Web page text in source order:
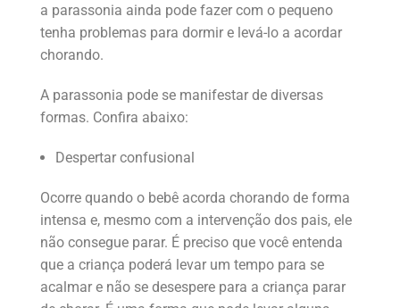
a parassonia ainda pode fazer com o pequeno
tenha problemas para dormir e levá-lo a acordar
chorando.
A parassonia pode se manifestar de diversas
formas. Confira abaixo:
Despertar confusional
Ocorre quando o bebê acorda chorando de forma
intensa e, mesmo com a intervenção dos pais, ele
não consegue parar. É preciso que você entenda
que a criança poderá levar um tempo para se
acalmar e não se desespere para a criança parar